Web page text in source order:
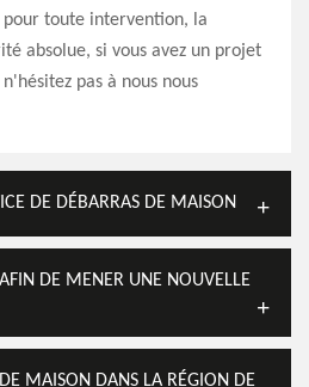
toute intervention, la
absolue, si vous avez un projet
pas à nous nous
DE DÉBARRAS DE MAISON
DE MENER UNE NOUVELLE
MAISON DANS LA RÉGION DE